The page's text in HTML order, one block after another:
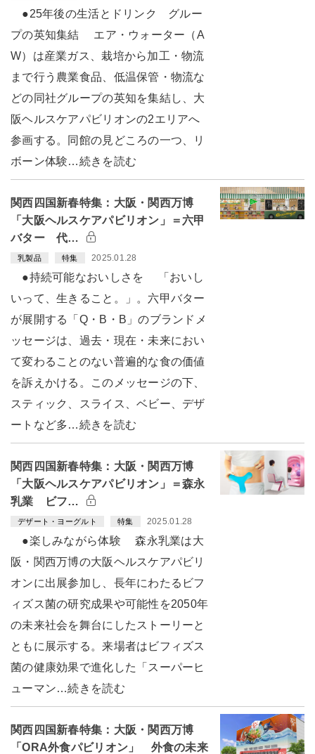
●25年後の生活とドリンク グルー
プの英知集結 エア・ウォーター（A
W）は産業ガス、栽培から加工・物流
まで行う農業食品、低温保管・物流な
どの同社グループの英知を集結し、大
阪ヘルスケアパビリオンの2エリアへ
参画する。同館の見どころの一つ、リ
ボーン体験…続きを読む
関西四国新春特集：大阪・関西万博
「大阪ヘルスケアパビリオン」＝六甲
バター 代…
乳製品 特集 2025.01.28
●持続可能なおいしさを 「おいし
いって、生きること。」。六甲バター
が展開する「Q・B・B」のブランドメ
ッセージは、過去・現在・未来におい
て変わることのない普遍的な食の価値
を訴えかける。このメッセージの下、
スティック、スライス、ベビー、デザ
ートなど多…続きを読む
関西四国新春特集：大阪・関西万博
「大阪ヘルスケアパビリオン」＝森永
乳業 ビフ…
デザート・ヨーグルト 特集 2025.01.28
●楽しみながら体験 森永乳業は大
阪・関西万博の大阪ヘルスケアパビリ
オンに出展参加し、長年にわたるビフ
ィズス菌の研究成果や可能性を2050年
の未来社会を舞台にしたストーリーと
ともに展示する。来場者はビフィズス
菌の健康効果で進化した「スーパーヒ
ューマン…続きを読む
関西四国新春特集：大阪・関西万博
「ORA外食パビリオン」 外食の未来